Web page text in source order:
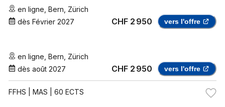
en ligne Bern Zürich
dès Février 2027 CHF 2 950 vers l'offre
en ligne Bern Zürich
dès août 2027 CHF 2 950 vers l'offre
FFHS | MAS | 60 ECTS